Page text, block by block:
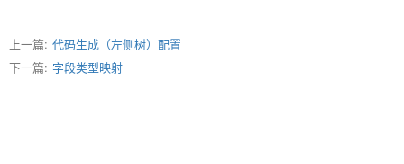
上一篇: 代码生成（左侧树）配置
下一篇: 字段类型映射